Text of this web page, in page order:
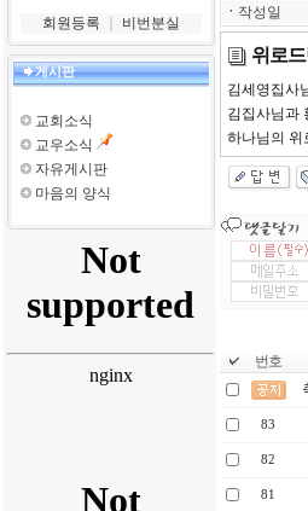
회원등록
비번분실
게시판
교회소식
교우소식
자유게시판
마음의 양식
ㆍ 작성일
위로
김세영집사
김집사님과
하나님의 위
번호
83
82
81